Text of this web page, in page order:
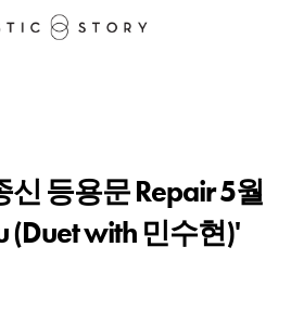
등용문 Repair 5월
(Duet with 민수현)'